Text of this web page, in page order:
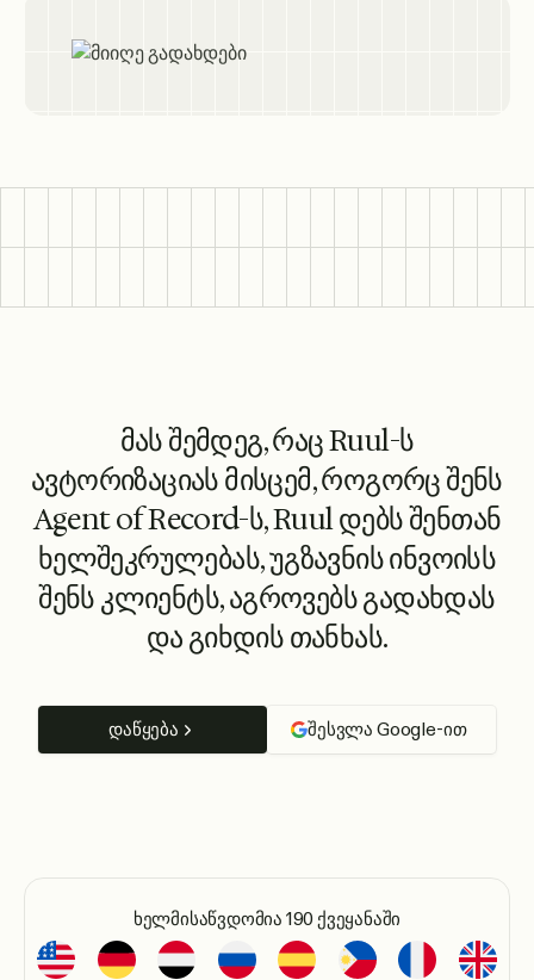
მას შემდეგ, რაც Ruul-ს
ავტორიზაციას მისცემ, როგორც შენს
Agent of Record-ს, Ruul დებს შენთან
ხელშეკრულებას, უგზავნის ინვოისს
შენს კლიენტს, აგროვებს გადახდას
და გიხდის თანხას.
დაწყება შესვლა Google-ით
ხელმისაწვდომია 190 ქვეყანაში